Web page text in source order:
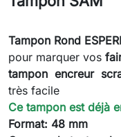
Tampon Rond
pour marquer vos
tampon encreur
très facile
Ce tampon est déjà
Format: 48 mm